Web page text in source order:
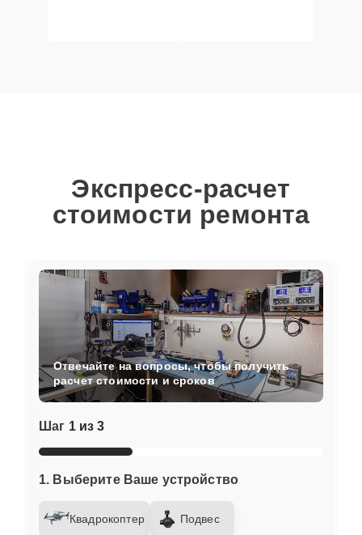
Экспресс-расчет
стоимости ремонта
Шаг 1 из 3
1. Выберите Ваше устройство
Квадрокоптер Подвес
Отвечайте на вопросы, чтобы получить
расчет стоимости и сроков